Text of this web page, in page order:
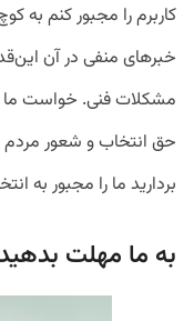
کاربرم را مجبور کنم به
خبرهای منفی در آن
مشکلات فنی. خواست ما
حق انتخاب و شعور مردم
بردارید ما را مجبور به
به ما مهلت بدهید